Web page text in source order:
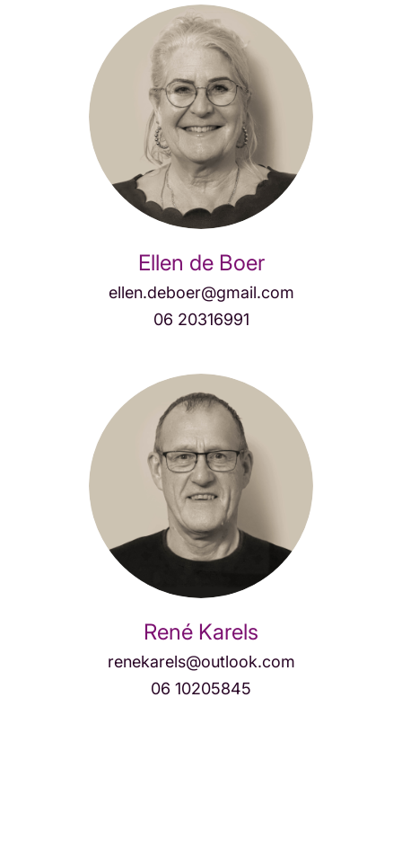
Ellen de Boer
ellen.deboer@gmail.com
06 20316991
René Karels
renekarels@outlook.com
06 10205845